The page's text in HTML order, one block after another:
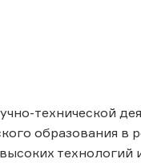
технической
образования в
технологий